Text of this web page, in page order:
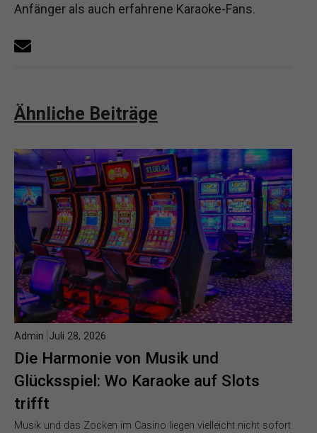
Anfänger als auch erfahrene Karaoke-Fans.
Ähnliche Beiträge
Die Harmonie von Musik und
Glücksspiel: Wo Karaoke auf Slots
trifft
Admin Juli 28, 2026
Musik und das Zocken im Casino liegen vielleicht nicht sofort